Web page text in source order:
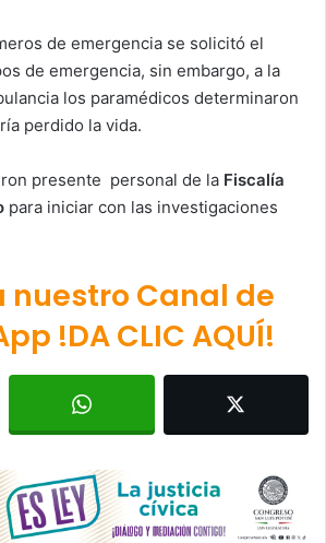
de emergencia se solicitó el
de emergencia, sin embargo, a la
los paramédicos determinaron
perdido la vida.
presente personal de la Fiscalía
para iniciar con las investigaciones
nuestro Canal de
!DA CLIC AQUÍ!